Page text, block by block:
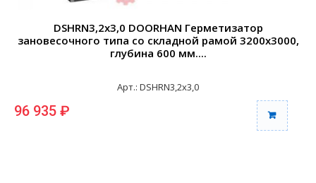
DSHRN3,2х3,0 DOORHAN Герметизатор
зановесочного типа со складной рамой 3200х3000,
глубина 600 мм....
Арт.: DSHRN3,2х3,0
96 935 ₽